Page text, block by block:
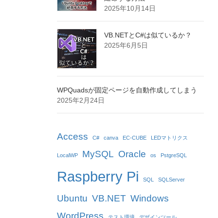
2025年10月14日
VB.NETとC#は似ているか？
2025年6月5日
WPQuadsが固定ページを自動作成してしまう
2025年2月24日
Access C# canva EC-CUBE LEDマトリクス
LocalWP MySQL Oracle os PstgreSQL
Raspberry Pi SQL SQLServer
Ubuntu VB.NET Windows
WordPress
テスト環境 デザインツール